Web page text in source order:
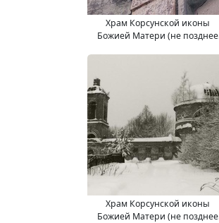
Храм Корсунской иконы
Божией Матери (не позднее
Храм Корсунской иконы
Божией Матери (не позднее